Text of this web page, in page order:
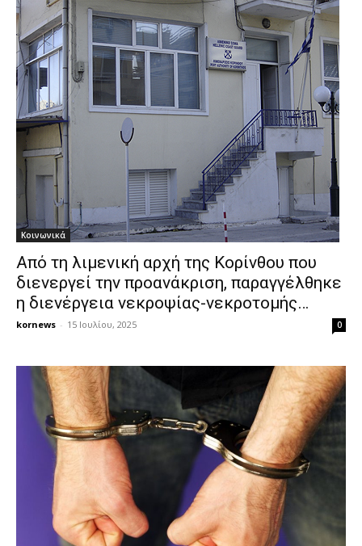
Κοινωνικά
Από τη λιμενική αρχή της Κορίνθου που
διενεργεί την προανάκριση, παραγγέλθηκε
η διενέργεια νεκροψίας-νεκροτομής…
kornews - 15 Ιουλίου, 2025 0